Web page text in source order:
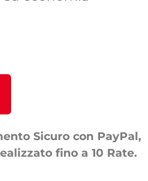
Sicuro con PayPal,
fino a 10 Rate.